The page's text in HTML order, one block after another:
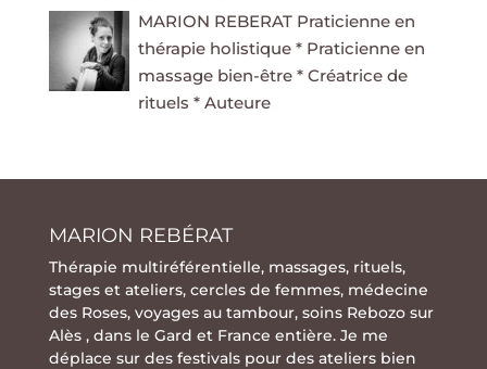
MARION REBERAT Praticienne en
thérapie holistique * Praticienne en
massage bien-être * Créatrice de
rituels * Auteure
MARION REBÉRAT
Thérapie multiréférentielle, massages, rituels,
stageset ateliers, cercles de femmes, médecine
des Roses, voyages au tambour, soins Rebozo sur
Alès , dans le Gard et France entière. Je me
déplace sur des festivals pour des ateliers bien